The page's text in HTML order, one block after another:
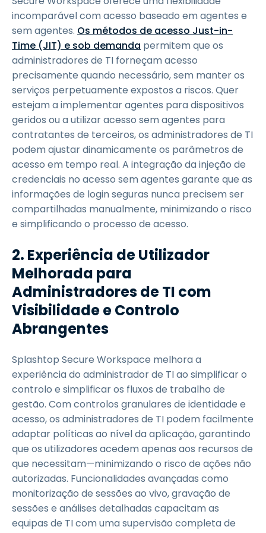
incomparável com acesso baseado em agentes e
sem agentes. Os métodos de acesso Just-in-
Time (JIT) e sob demanda permitem que os
administradores de TI forneçam acesso
precisamente quando necessário, sem manter os
serviços perpetuamente expostos a riscos. Quer
estejam a implementar agentes para dispositivos
geridos ou a utilizar acesso sem agentes para
contratantes de terceiros, os administradores de TI
podem ajustar dinamicamente os parâmetros de
acesso em tempo real. A integração da injeção de
credenciais no acesso sem agentes garante que as
informações de login seguras nunca precisem ser
compartilhadas manualmente, minimizando o risco
e simplificando o processo de acesso.
2. Experiência de Utilizador
Melhorada para
Administradores de TI com
Visibilidade e Controlo
Abrangentes
Splashtop Secure Workspace melhora a
experiência do administrador de TI ao simplificar o
controlo e simplificar os fluxos de trabalho de
gestão. Com controlos granulares de identidade e
acesso, os administradores de TI podem facilmente
adaptar políticas ao nível da aplicação, garantindo
que os utilizadores acedem apenas aos recursos de
que necessitam—minimizando o risco de ações não
autorizadas. Funcionalidades avançadas como
monitorização de sessões ao vivo, gravação de
sessões e análises detalhadas capacitam as
equipas de TI com uma supervisão completa de